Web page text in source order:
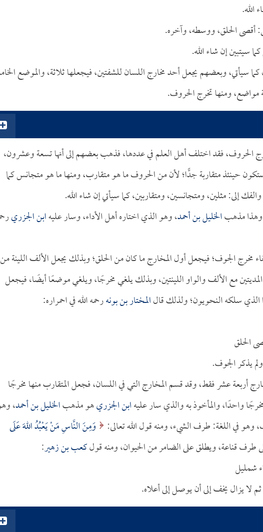
الله.
أقصى الحلق، ووسطه، وآخره.
سيتبين إن شاء الله.
سيأتي، وبعضهم يجعل أحد مخارج اللسان للشفتين، فيجعلها ثلاثة، والموضع
مواضع، ومنها تخرج الحروف.
الحروف، فقد اختلف أهل العلم في عددها، فذهب بعضهم إلى أنها تسعة وعشرون،
حينئذ متقاربة جدًّا؛ لأن من الحروف ما هو متقارب، ومنها ما هو متجانس كما
إلى: مثلين، ومتجانسين، ومتقاربين، كما سيأتي إن شاء الله.
وهذا مذهبالخليل بن أحمد، وهو الذي اختاره أهل الأداء، وسار عليهابن الجزري
مخرج الجوف؛ فيجعل أول المخارج ما كان من الحلق؛ وبذلك يجعل الألف اللينة من
المديتين مع الألف والواو اللينتين، وبذلك يلغي مخرجًا، ويلغي موضعًا أيضًا، فيجعل
الذي سلكه النحويون؛ ولذلك قالالمختار بن بونهرحمه الله في احمراره:
الحلق
يذكر الجوف.
أربعة عشر فقط، وقد قسم المخارج التي في اللسان، فجعل المتقارب منها مخرجًا
واحدًا، والمأخوذ به والذي سار عليهابن الجزريهو مذهبالخليل بن أحمد،
في اللغة: طرف الشيء، ومنه قول الله تعالى:
وَمِنَ النَّاسِ مَنْ يَعْبُدُ اللهَ عَلَى
كعب بن زهير:
شمليل
لا يزال يخف إلى أن يوصل إلى أعلاه.